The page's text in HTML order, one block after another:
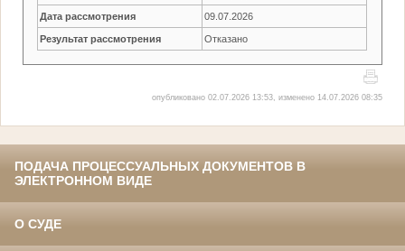
Дата рассмотрения 09.07.2026
Результат рассмотрения Отказано
опубликовано 02.07.2026 13:53, изменено 14.07.2026 08:35
ПОДАЧА ПРОЦЕССУАЛЬНЫХ ДОКУМЕНТОВ В
ЭЛЕКТРОННОМ ВИДЕ
О СУДЕ